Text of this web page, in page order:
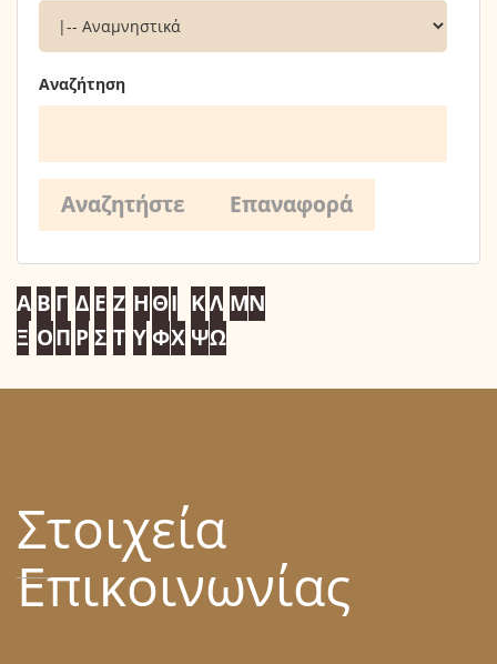
Αναζήτηση
Α Β Γ Δ Ε Ζ ΗΘΙ ΚΛ ΜΝ
Ξ ΟΠ Ρ Σ Τ Υ ΦΧ ΨΩ
Στοιχεία
Επικοινωνίας